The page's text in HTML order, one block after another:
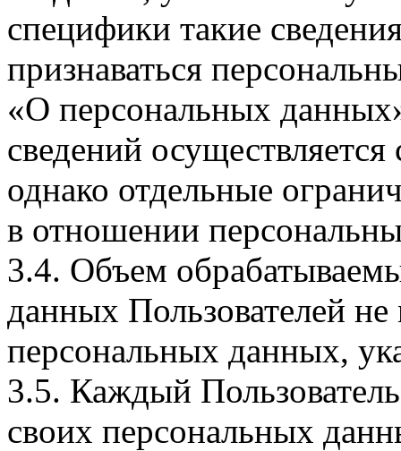
специфики такие
признаваться
«О персональных
сведений
однако отдельные
в отношении
3.4. Объем
данных Пользователей
персональных данных,
3.5. Каждый
своих персональных